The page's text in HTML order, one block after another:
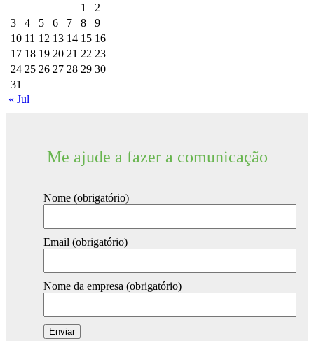
1
2
3
4 5 6 7 8
9
10 11 12 13 14 15 16
17 18 19 20 21 22 23
24 25 26 27 28 29 30
31
« Jul
Me ajude a fazer a comunicação
Nome (obrigatório)
Email (obrigatório)
Nome da empresa (obrigatório)